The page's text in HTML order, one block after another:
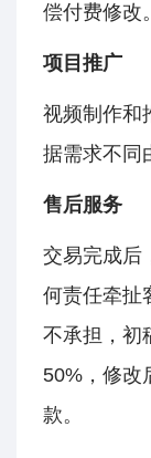
偿付费修改。
项目推广
视频制作和
据需求不同
售后服务
交易完成后
何责任牵扯
不承担，初
50%，修改
款。